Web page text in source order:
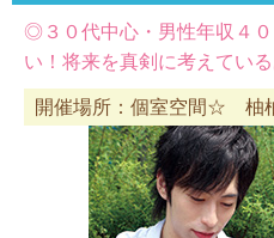
◎３０代中心・男性年収４
い！将来を真剣に考えてい
開催場所：個室空間☆ 柚